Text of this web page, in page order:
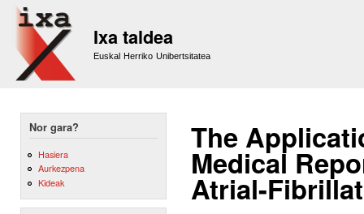
Ixa taldea
Euskal Herriko Unibertsitatea
Nor gara?
Hasiera
Aurkezpena
Kideak
The
Medical
Atrial-